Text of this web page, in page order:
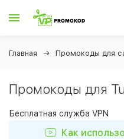
Главная Промокоды для
Промокоды для
Бесплатная служба VPN
Как